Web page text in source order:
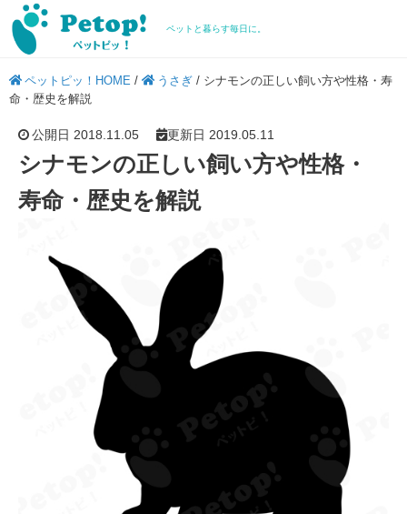
ペットと暮らす毎日に。
ペットピッ！HOME / うさぎ / シナモンの正しい飼い方や性格・寿
命・歴史を解説
公開日 2018.11.05 更新日 2019.05.11
シナモンの正しい飼い方や性格・
寿命・歴史を解説